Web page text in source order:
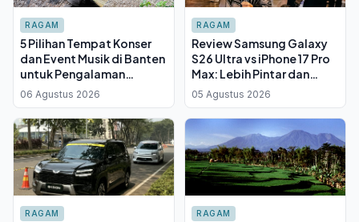
RAGAM
5 Pilihan Tempat Konser
dan Event Musik di Banten
untuk Pengalaman
Nonton yang Berbeda
06 Agustus 2026
RAGAM
Review Samsung Galaxy
S26 Ultra vs iPhone 17 Pro
Max: Lebih Pintar dan
Serbaguna, Tapi Punya
05 Agustus 2026
RAGAM RAGAM